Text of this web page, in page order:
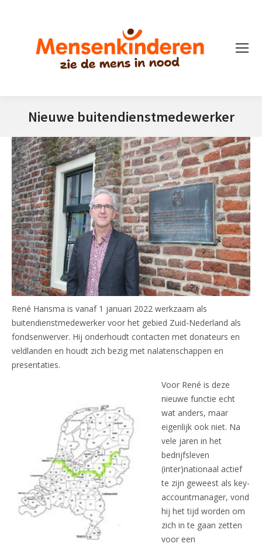
Nieuwe buitendienstmedewerker
René Hansma is vanaf 1 januari 2022 werkzaam als
buitendienstmedewerker voor het gebied Zuid-Nederland als
fondsenwerver. Hij onderhoudt contacten met donateurs en
veldlanden en houdt zich bezig met nalatenschappen en
presentaties.
Voor René is deze
nieuwe functie echt
wat anders, maar
eigenlijk ook niet. Na
vele jaren in het
bedrijfsleven
(inter)nationaal actief
te zijn geweest als key-
accountmanager, vond
hij het tijd worden om
zich in te gaan zetten
voor een